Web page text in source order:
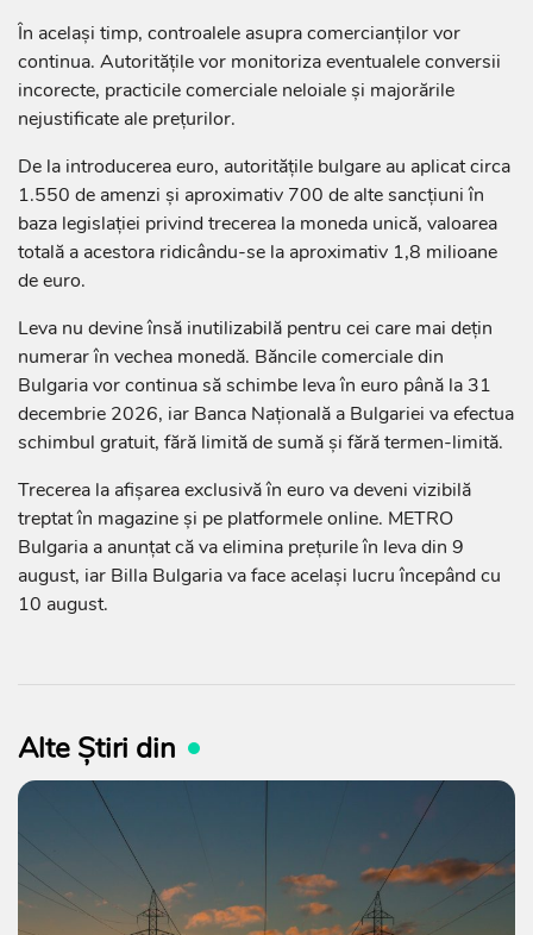
În același timp, controalele asupra comercianților vor
continua. Autoritățile vor monitoriza eventualele conversii
incorecte, practicile comerciale neloiale și majorările
nejustificate ale prețurilor.
De la introducerea euro, autoritățile bulgare au aplicat circa
1.550 de amenzi și aproximativ 700 de alte sancțiuni în
baza legislației privind trecerea la moneda unică, valoarea
totală a acestora ridicându-se la aproximativ 1,8 milioane
de euro.
Leva nu devine însă inutilizabilă pentru cei care mai dețin
numerar în vechea monedă. Băncile comerciale din
Bulgaria vor continua să schimbe leva în euro până la 31
decembrie 2026, iar Banca Națională a Bulgariei va efectua
schimbul gratuit, fără limită de sumă și fără termen-limită.
Trecerea la afișarea exclusivă în euro va deveni vizibilă
treptat în magazine și pe platformele online. METRO
Bulgaria a anunțat că va elimina prețurile în leva din 9
august, iar Billa Bulgaria va face același lucru începând cu
10 august.
Alte Știri din